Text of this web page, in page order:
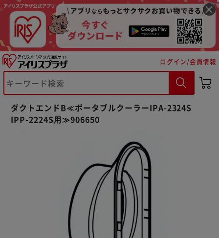
ログイン/会員情報
ダクトエンドB≪ポータブルクーラーIPA-2324S
IPP-2224S用≫906650
※ご確認ください
カートに入れる 購入手続きへ